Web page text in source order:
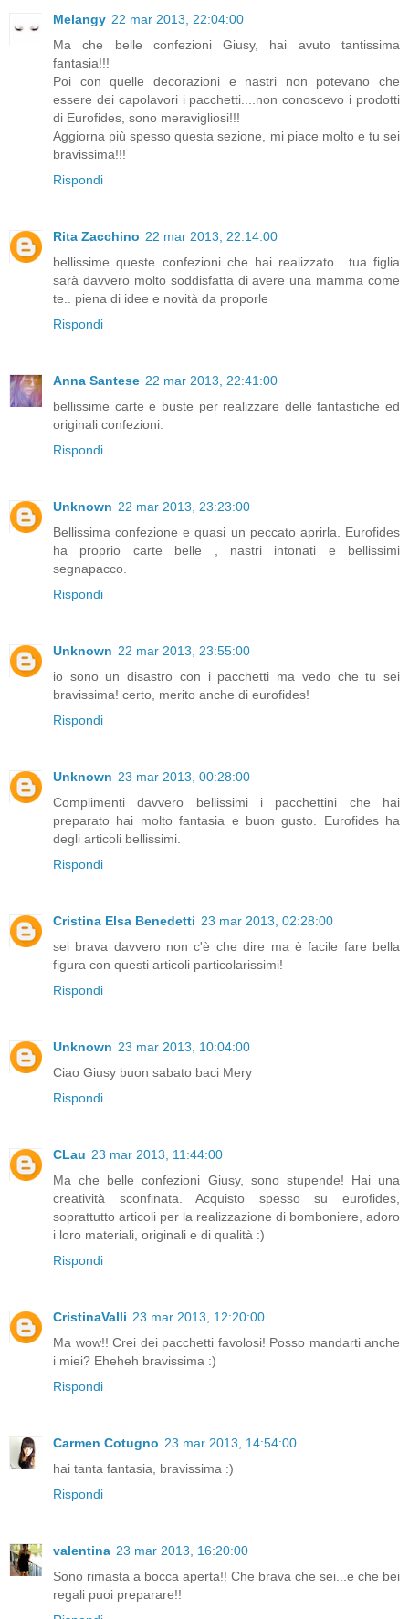
Melangy 22 mar 2013, 22:04:00
Ma che belle confezioni Giusy, hai avuto tantissima
fantasia!!!
Poi con quelle decorazioni e nastri non potevano che
essere dei capolavori i pacchetti....non conoscevo i prodotti
di Eurofides, sono meravigliosi!!!
Aggiorna più spesso questa sezione, mi piace molto e tu sei
bravissima!!!
Rispondi
Rita Zacchino 22 mar 2013, 22:14:00
bellissime queste confezioni che hai realizzato.. tua figlia
sarà davvero molto soddisfatta di avere una mamma come
te.. piena di idee e novità da proporle
Rispondi
Anna Santese 22 mar 2013, 22:41:00
bellissime carte e buste per realizzare delle fantastiche ed
originali confezioni.
Rispondi
Unknown 22 mar 2013, 23:23:00
Bellissima confezione e quasi un peccato aprirla. Eurofides
ha proprio carte belle , nastri intonati e bellissimi
segnapacco.
Rispondi
Unknown 22 mar 2013, 23:55:00
io sono un disastro con i pacchetti ma vedo che tu sei
bravissima! certo, merito anche di eurofides!
Rispondi
Unknown 23 mar 2013, 00:28:00
Complimenti davvero bellissimi i pacchettini che hai
preparato hai molto fantasia e buon gusto. Eurofides ha
degli articoli bellissimi.
Rispondi
Cristina Elsa Benedetti 23 mar 2013, 02:28:00
sei brava davvero non c'è che dire ma è facile fare bella
figura con questi articoli particolarissimi!
Rispondi
Unknown 23 mar 2013, 10:04:00
Ciao Giusy buon sabato baci Mery
Rispondi
CLau 23 mar 2013, 11:44:00
Ma che belle confezioni Giusy, sono stupende! Hai una
creatività sconfinata. Acquisto spesso su eurofides,
soprattutto articoli per la realizzazione di bomboniere, adoro
i loro materiali, originali e di qualità :)
Rispondi
CristinaValli 23 mar 2013, 12:20:00
Ma wow!! Crei dei pacchetti favolosi! Posso mandarti anche
i miei? Eheheh bravissima :)
Rispondi
Carmen Cotugno 23 mar 2013, 14:54:00
hai tanta fantasia, bravissima :)
Rispondi
valentina 23 mar 2013, 16:20:00
Sono rimasta a bocca aperta!! Che brava che sei...e che bei
regali puoi preparare!!